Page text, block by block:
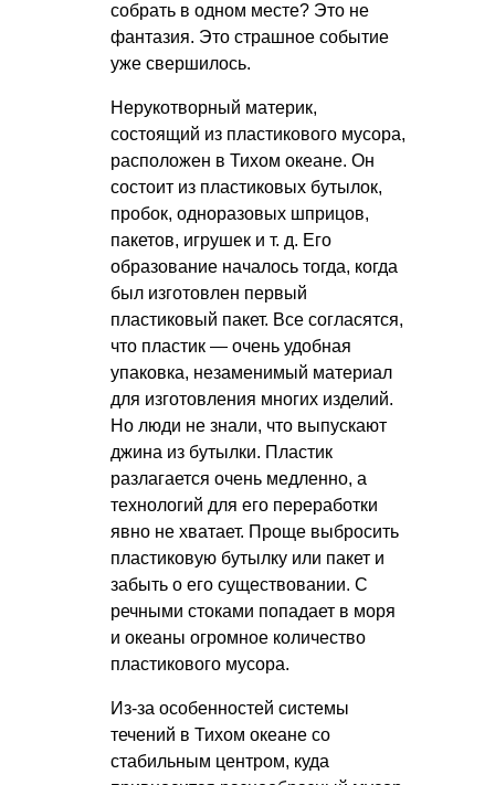
собрать в одном месте? Это не
фантазия. Это страшное событие
уже свершилось.
Нерукотворный материк,
состоящий из пластикового мусора,
расположен в Тихом океане. Он
состоит из пластиковых бутылок,
пробок, одноразовых шприцов,
пакетов, игрушек и т. д. Его
образование началось тогда, когда
был изготовлен первый
пластиковый пакет. Все согласятся,
что пластик — очень удобная
упаковка, незаменимый материал
для изготовления многих изделий.
Но люди не знали, что выпускают
джина из бутылки. Пластик
разлагается очень медленно, а
технологий для его переработки
явно не хватает. Проще выбросить
пластиковую бутылку или пакет и
забыть о его существовании. С
речными стоками попадает в моря
и океаны огромное количество
пластикового мусора.
Из-за особенностей системы
течений в Тихом океане со
стабильным центром, куда